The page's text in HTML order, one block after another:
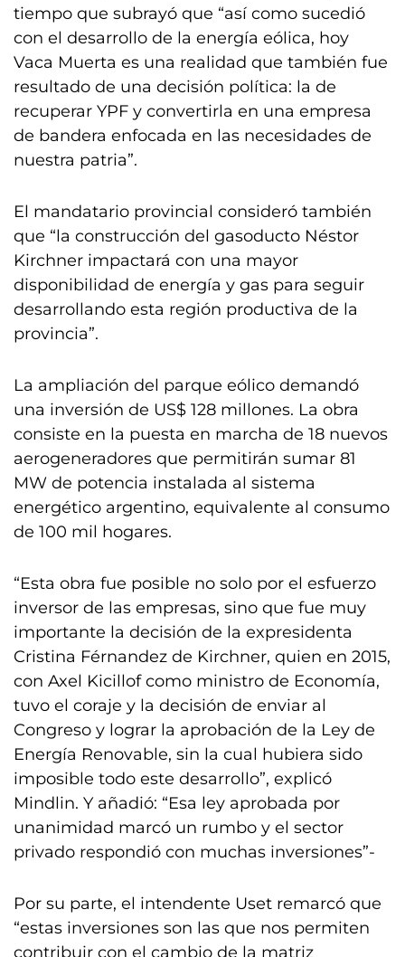
tiempo que subrayó que “así como sucedió
con el desarrollo de la energía eólica, hoy
Vaca Muerta es una realidad que también fue
resultado de una decisión política: la de
recuperar YPF y convertirla en una empresa
de bandera enfocada en las necesidades de
nuestra patria”.
El mandatario provincial consideró también
que “la construcción del gasoducto Néstor
Kirchner impactará con una mayor
disponibilidad de energía y gas para seguir
desarrollando esta región productiva de la
provincia”.
La ampliación del parque eólico demandó
una inversión de US$ 128 millones. La obra
consiste en la puesta en marcha de 18 nuevos
aerogeneradores que permitirán sumar 81
MW de potencia instalada al sistema
energético argentino, equivalente al consumo
de 100 mil hogares.
“Esta obra fue posible no solo por el esfuerzo
inversor de las empresas, sino que fue muy
importante la decisión de la expresidenta
Cristina Férnandez de Kirchner, quien en 2015,
con Axel Kicillof como ministro de Economía,
tuvo el coraje y la decisión de enviar al
Congreso y lograr la aprobación de la Ley de
Energía Renovable, sin la cual hubiera sido
imposible todo este desarrollo”, explicó
Mindlin. Y añadió: “Esa ley aprobada por
unanimidad marcó un rumbo y el sector
privado respondió con muchas inversiones”-
Por su parte, el intendente Uset remarcó que
“estas inversiones son las que nos permiten
contribuir con el cambio de la matriz